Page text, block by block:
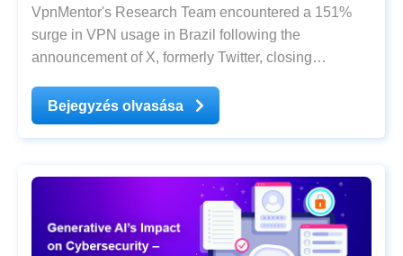
VpnMentor's Research Team encountered a 151%
surge in VPN usage in Brazil following the
announcement of X, formerly Twitter, closing
public on Saturday, citing alleged threats made by
judge Alexandre de Moraes against members of X’s
Bejegyzés olvasása